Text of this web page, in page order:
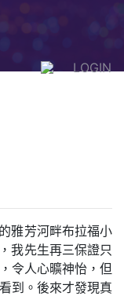
LOGIN
雅芳河畔布拉福小
我先生再三保證只
令人心曠神怡，但
到。後來才發現真